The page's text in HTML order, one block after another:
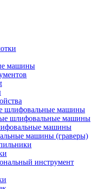
машины
шлифовальные машины
шлифовальные машины
машины
машины (граверы)
инструмент